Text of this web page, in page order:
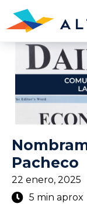
Pacheco
22 enero, 2025
5 min aprox